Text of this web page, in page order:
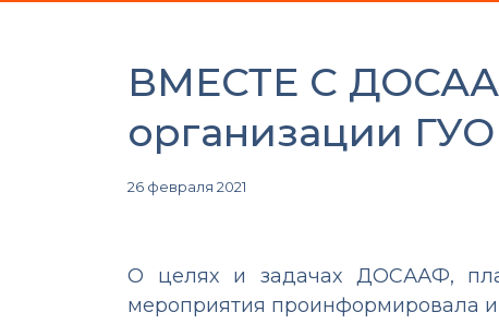
ВМЕСТЕ С
организации
26 февраля 2021
О целях и задачах ДОСААФ,
мероприятия проинформировала